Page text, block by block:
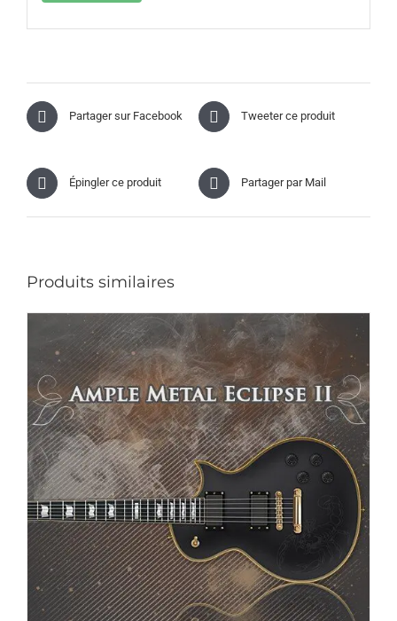
Partager sur Facebook Tweeter ce produit
Épingler ce produit Partager par Mail
Produits similaires